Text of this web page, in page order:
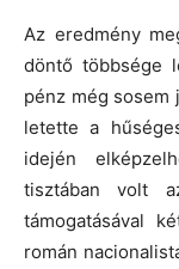
Az eredmény
döntő többsége
pénz még sosem
letette a
idején
tisztában volt
támogatásával
román